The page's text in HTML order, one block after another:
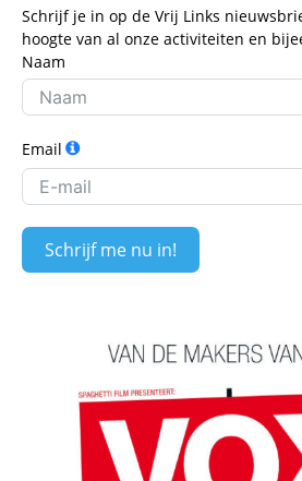
Schrijf je in op de Vrij Links
hoogte van al onze activiteiten en
Naam
Email
Schrijf me nu in!